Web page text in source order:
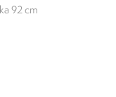
92 cm